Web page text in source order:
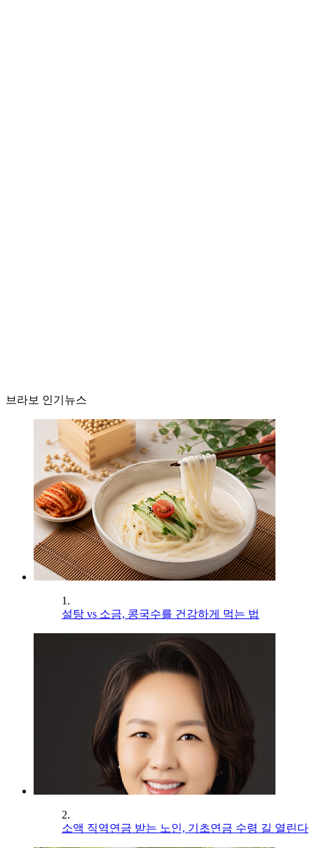
브라보 인기뉴스
1.
설탕 vs 소금, 콩국수를 건강하게 먹는 법
2.
소액 직역연금 받는 노인, 기초연금 수령 길 열린다